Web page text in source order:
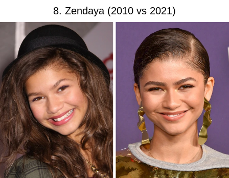
8. Zendaya (2010 vs 2021)